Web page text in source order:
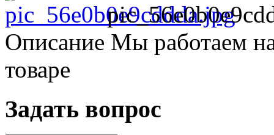
Описание Мы работаем
товаре
Задать вопрос